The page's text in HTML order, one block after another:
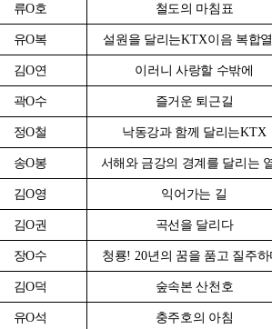
류O호 철도의 마침표
유O복 설원을 달리는KTX이음 복합
김O연 이러니 사랑할 수밖에
곽O수 즐거운 퇴근길
정O철 낙동강과 함께 달리는KTX
송O봉 서해와 금강의 경계를 달리는
김O영 익어가는 길
김O권 곡선을 달리다
장O수 청룡! 20년의 꿈을 품고 질주하
김O덕 숲속본 산천호
유O석 충주호의 아침